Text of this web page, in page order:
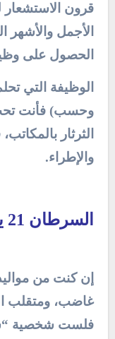
قرون الاستشعار
الأجمل
الحصول على
الوظيفة التي
وحسب) فأنت
الثرثار
والإطراء.
السرطان 21 يونيو- 20 يوليو
إن كنت من
غاضب، ومتقلب
فلست شخصية